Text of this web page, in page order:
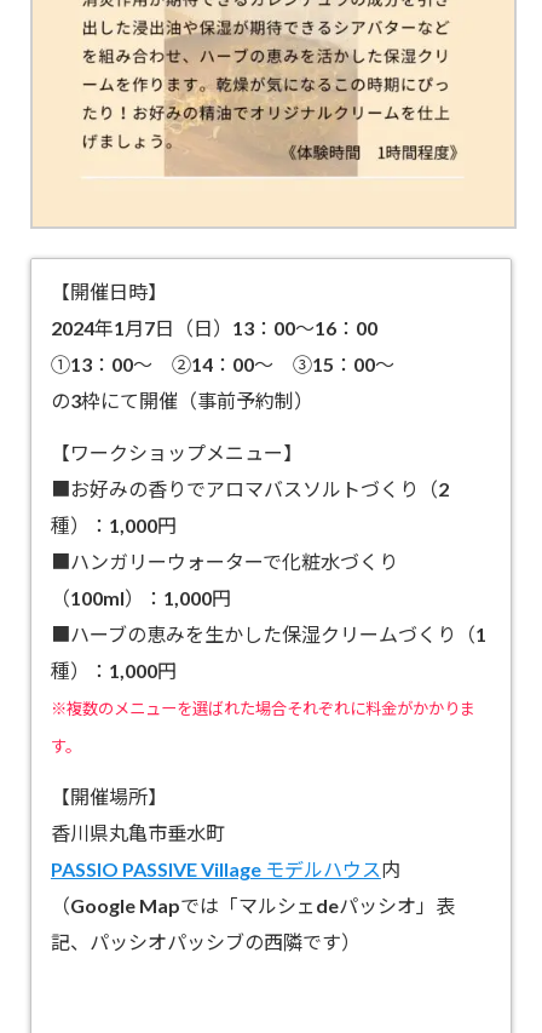
【開催日時】
2024年1月7日（日）13：00～16：00
①13：00～ ②14：00～ ③15：00～
の3枠にて開催（事前予約制）
【ワークショップメニュー】
■お好みの香りでアロマバスソルトづくり（2
種）：1,000円
■ハンガリーウォーターで化粧水づくり
（100ml）：1,000円
■ハーブの恵みを生かした保湿クリームづくり（1
種）：1,000円
※複数のメニューを選ばれた場合それぞれに料金がかかりま
す。
【開催場所】
香川県丸亀市垂水町
PASSIO PASSIVE Village モデルハウス内
（Google Mapでは「マルシェdeパッシオ」表
記、パッシオパッシブの西隣です）